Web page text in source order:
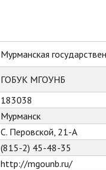
Мурманская
ГОБУК МГОУНБ
183038
Мурманск
С. Перовской, 21-А
(815-2) 45-48-35
http://mgounb.ru/